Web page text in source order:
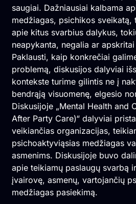
saugiai. Dažniausiai kalbama
medžiagas, psichikos sveikatą,
apie kitus svarbius dalykus,
neapykanta, negalia ar
Paklausti, kaip konkrečiai
problemą, diskusijos dalyviai
kontekste turime gilintis ne į
bendrąją visuomenę, elgesio
Diskusijoje „Mental Health and
After Party Care)“ dalyviai
veikiančias organizacijas,
psichoaktyviąsias medžiagas
asmenims. Diskusijoje buvo
apie teikiamų paslaugų svarbą
įvairovę, asmenų, vartojančių
medžiagas pasiekimą.